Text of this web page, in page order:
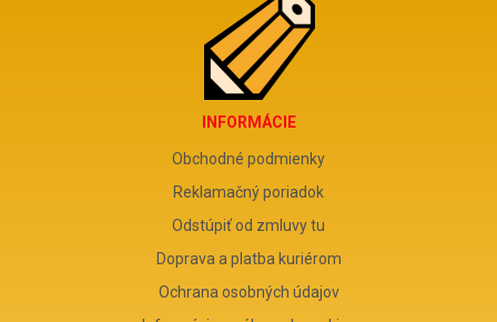
INFORMÁCIE
Obchodné podmienky
Reklamačný poriadok
Odstúpiť od zmluvy tu
Doprava a platba kuriérom
Ochrana osobných údajov